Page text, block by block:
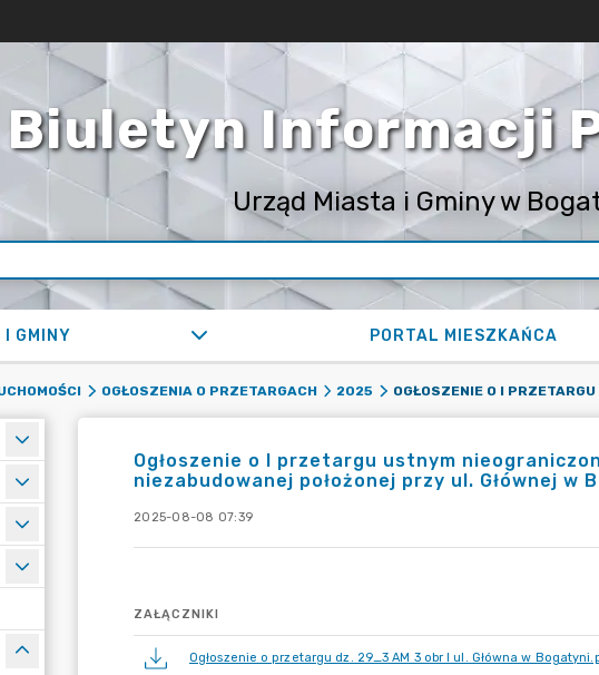
Biuletyn Informacji
Urząd Miasta i Gminy w
GMINY PORTAL MIESZKAŃCA
OGŁOSZENIA O PRZETARGACH 2025
Ogłoszenie o I przetargu ustnym
niezabudowanej położonej przy ul. Głównej
2025-08-08 07:39
ZAŁĄCZNIKI
Ogłoszenie o przetargu dz. 29_3 AM 3 obr I ul. Główna w